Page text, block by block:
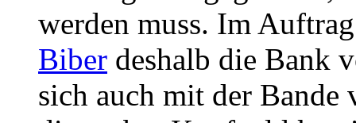
werden muss. Im
Biber deshalb die Bank
sich auch mit der